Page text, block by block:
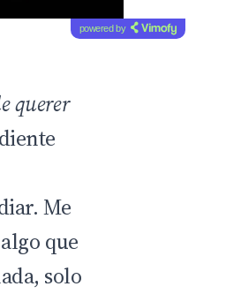
powered by
querer
Me
que
solo